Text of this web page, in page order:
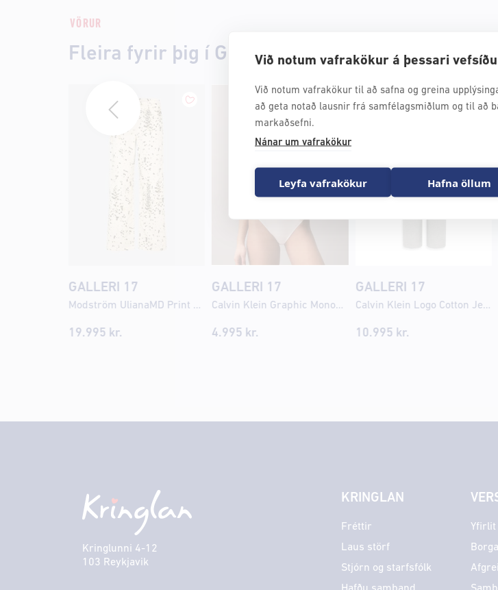
Við notum vafrakökur á þessari vefsíðu
Við notum vafrakökur til að safna og greina
að geta notað lausnir frá samfélagsmiðlum og til að
markaðsefni.
Nánar um vafrakökur
Leyfa vafrakökur Hafna öllum
VÖRUR
Fleira fyrir þig í Galleri 17
GALLERI 17
Modström UlianaMD Print gallabuxur
19.995 kr.
GALLERI 17
Calvin Klein Graphic Monogram Microfibre Stretch nærbuxur
4.995 kr.
GALLERI 17
Calvin Klein Logo Cotton Jersey náttbuxur
10.995 kr.
Kringlunni 4-12
103 Reykjavik
KRINGLAN
Fréttir
Laus störf
Stjórn og starfsfólk